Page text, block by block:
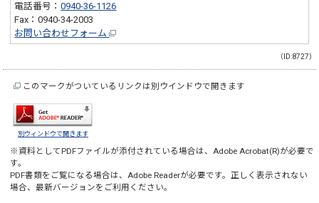
電話番号：0940-36-1126
Fax：0940-34-2003
お問い合わせフォーム
（ID:8727）
このマークがついているリンクは別ウインドウで開きます
別ウィンドウで開きます
※資料としてPDFファイルが添付されている場合は、Adobe Acrobat(R)が必要で
す。
PDF書類をご覧になる場合は、Adobe Readerが必要です。正しく表示されない
場合、最新バージョンをご利用ください。